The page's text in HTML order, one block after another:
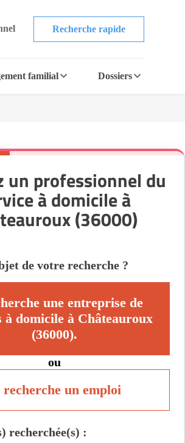
Recherche rapide
familial Dossiers
un professionnel du
à domicile à
(36000)
de votre recherche ?
une entreprise de
à domicile à Châteauroux
(36000).
ou
recherche un emploi
recherchée(s) :